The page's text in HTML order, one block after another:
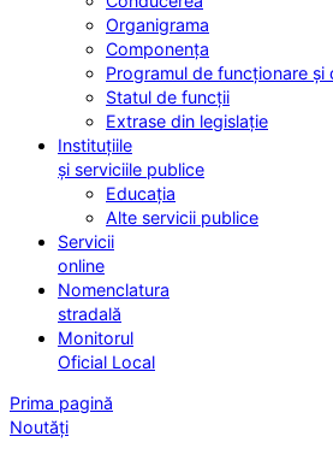
Organigrama
Componența
Programul de funcționare și
Statul de funcții
Extrase din legislație
Instituțiile
și serviciile publice
Educația
Alte servicii publice
Servicii
online
Nomenclatura
stradală
Monitorul
Oficial Local
Prima pagină
Noutăți